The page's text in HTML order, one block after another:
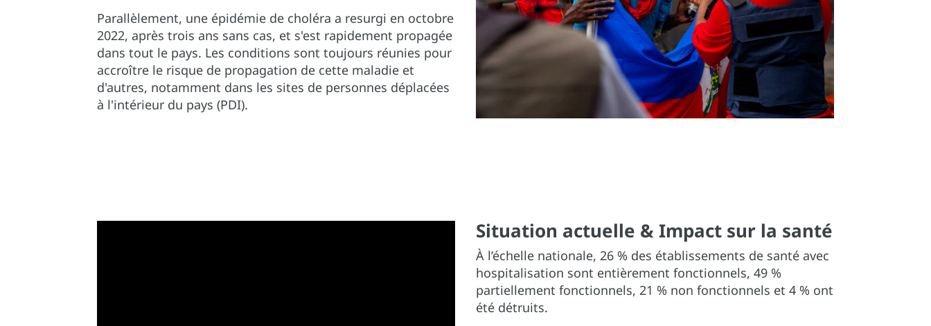
Parallèlement, une épidémie de choléra a resurgi en octobre
2022, après trois ans sans cas, et s'est rapidement propagée
dans tout le pays. Les conditions sont toujours réunies pour
accroître le risque de propagation de cette maladie et
d'autres, notamment dans les sites de personnes déplacées
à l'intérieur du pays (PDI).
Situation actuelle & Impact sur la santé
À l’échelle nationale, 26 % des établissements de santé avec
hospitalisation sont entièrement fonctionnels, 49 %
partiellement fonctionnels, 21 % non fonctionnels et 4 % ont
été détruits.